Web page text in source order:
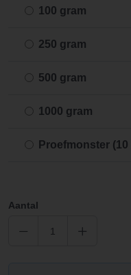
100 gram
250 gram
500 gram
1000 gram
Proefmonster (10
Aantal